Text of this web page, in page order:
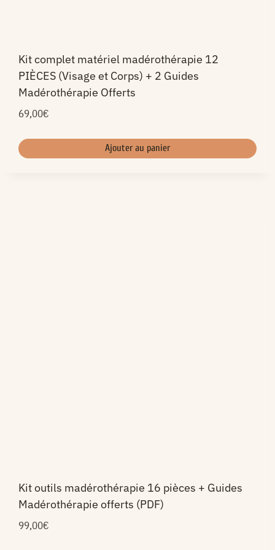
Kit complet matériel madérothérapie 12
PIÈCES (Visage et Corps) + 2 Guides
Madérothérapie Offerts
69,00€
Ajouter au panier
Kit outils madérothérapie 16 pièces + Guides
Madérothérapie offerts (PDF)
99,00€